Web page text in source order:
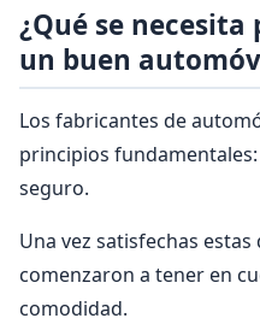
¿Qué se
un buen
Los fabricantes de
principios
seguro.
Una vez satisfechas
comenzaron a tener en
comodidad.